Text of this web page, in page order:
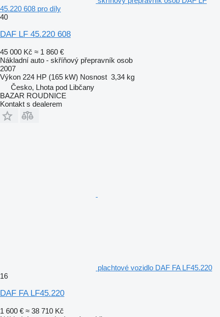
45.220 608 pro díly
40
DAF LF 45.220 608
45 000 Kč ≈ 1 860 €
Nákladní auto - skříňový přepravník osob
2007
Výkon 224 HP (165 kW) Nosnost 3,34 kg
Česko, Lhota pod Libčany
BAZAR ROUDNICE
Kontakt s dealerem
plachtové vozidlo DAF FA LF45.220
16
DAF FA LF45.220
1 600 € ≈ 38 710 Kč